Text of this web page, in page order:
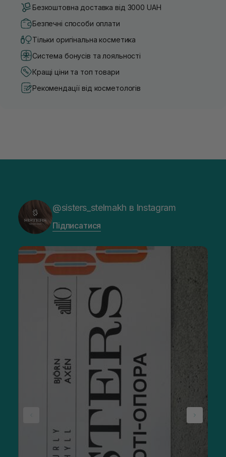
Безкоштовна доставка від 3000 UAH
Безпечні способи оплати
Тільки оригінальна косметика
Система бонусів та лояльності
Кращі ціни та топ товари
Рекомендації від косметологів
@sisters_stelmakh в Instagram
Підписатися